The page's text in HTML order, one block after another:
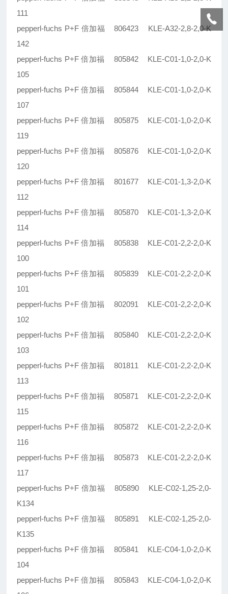
111
pepperl-fuchs P+F 倍加福 806423 KLE-A32-2,8-2,0-K
142
pepperl-fuchs P+F 倍加福 805842 KLE-C01-1,0-2,0-K
105
pepperl-fuchs P+F 倍加福 805844 KLE-C01-1,0-2,0-K
107
pepperl-fuchs P+F 倍加福 805875 KLE-C01-1,0-2,0-K
119
pepperl-fuchs P+F 倍加福 805876 KLE-C01-1,0-2,0-K
120
pepperl-fuchs P+F 倍加福 801677 KLE-C01-1,3-2,0-K
112
pepperl-fuchs P+F 倍加福 805870 KLE-C01-1,3-2,0-K
114
pepperl-fuchs P+F 倍加福 805838 KLE-C01-2,2-2,0-K
100
pepperl-fuchs P+F 倍加福 805839 KLE-C01-2,2-2,0-K
101
pepperl-fuchs P+F 倍加福 802091 KLE-C01-2,2-2,0-K
102
pepperl-fuchs P+F 倍加福 805840 KLE-C01-2,2-2,0-K
103
pepperl-fuchs P+F 倍加福 801811 KLE-C01-2,2-2,0-K
113
pepperl-fuchs P+F 倍加福 805871 KLE-C01-2,2-2,0-K
115
pepperl-fuchs P+F 倍加福 805872 KLE-C01-2,2-2,0-K
116
pepperl-fuchs P+F 倍加福 805873 KLE-C01-2,2-2,0-K
117
pepperl-fuchs P+F 倍加福 805890 KLE-C02-1,25-2,0-
K134
pepperl-fuchs P+F 倍加福 805891 KLE-C02-1,25-2,0-
K135
pepperl-fuchs P+F 倍加福 805841 KLE-C04-1,0-2,0-K
104
pepperl-fuchs P+F 倍加福 805843 KLE-C04-1,0-2,0-K